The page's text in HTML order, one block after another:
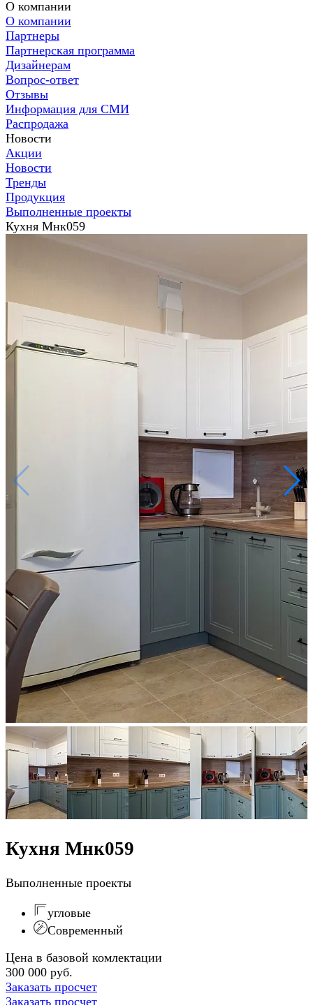
О компании
О компании
Партнеры
Партнерская программа
Дизайнерам
Вопрос-ответ
Отзывы
Информация для СМИ
Распродажа
Новости
Акции
Новости
Тренды
Продукция
Выполненные проекты
Кухня Мнк059
Кухня Мнк059
Выполненные проекты
угловые
Современный
Цена в базовой комлектации
300 000 руб.
Заказать просчет
Заказать просчет